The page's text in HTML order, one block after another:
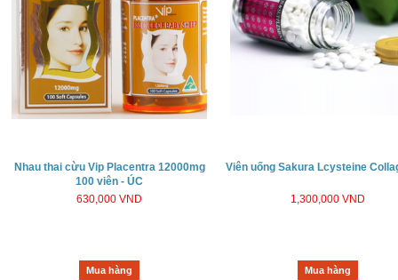
Nhau thai cừu Vip Placentra 12000mg
100 viên - ÚC
630,000 VND
Mua hàng
Viên uống Sakura Lcysteine
1,300,000 VND
Mua hàng